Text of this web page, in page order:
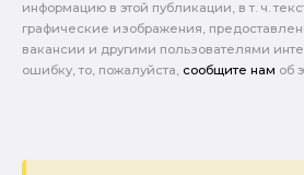
информацию в этой публикации, в т. ч.
графические изображения,
вакансии и другими пользователями
ошибку, то, пожалуйста, сообщите нам об